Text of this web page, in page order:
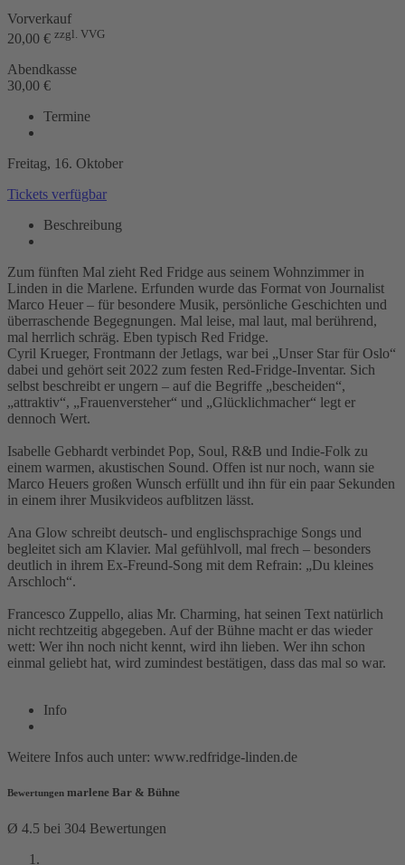
Vorverkauf
20,00 € zzgl. VVG
Abendkasse
30,00 €
Termine
Freitag, 16. Oktober
Tickets verfügbar
Beschreibung
Zum fünften Mal zieht Red Fridge aus seinem Wohnzimmer in
Linden in die Marlene. Erfunden wurde das Format von Journalist
Marco Heuer – für besondere Musik, persönliche Geschichten und
überraschende Begegnungen. Mal leise, mal laut, mal berührend,
mal herrlich schräg. Eben typisch Red Fridge.
Cyril Krueger, Frontmann der Jetlags, war bei „Unser Star für Oslo“
dabei und gehört seit 2022 zum festen Red-Fridge-Inventar. Sich
selbst beschreibt er ungern – auf die Begriffe „bescheiden“,
„attraktiv“, „Frauenversteher“ und „Glücklichmacher“ legt er
dennoch Wert.
Isabelle Gebhardt verbindet Pop, Soul, R&B und Indie-Folk zu
einem warmen, akustischen Sound. Offen ist nur noch, wann sie
Marco Heuers großen Wunsch erfüllt und ihn für ein paar Sekunden
in einem ihrer Musikvideos aufblitzen lässt.
Ana Glow schreibt deutsch- und englischsprachige Songs und
begleitet sich am Klavier. Mal gefühlvoll, mal frech – besonders
deutlich in ihrem Ex-Freund-Song mit dem Refrain: „Du kleines
Arschloch“.
Francesco Zuppello, alias Mr. Charming, hat seinen Text natürlich
nicht rechtzeitig abgegeben. Auf der Bühne macht er das wieder
wett: Wer ihn noch nicht kennt, wird ihn lieben. Wer ihn schon
einmal geliebt hat, wird zumindest bestätigen, dass das mal so war.
Info
Weitere Infos auch unter: www.redfridge-linden.de
Bewertungen marlene Bar & Bühne
Ø 4.5 bei 304 Bewertungen